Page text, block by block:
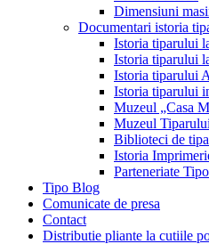
Dimensiuni
Documentari istoria
Istoria tiparului
Istoria tiparului
Istoria tiparului
Istoria tiparului
Muzeul „Casa
Muzeul
Biblioteci de
Istoria
Parteneriate
Tipo Blog
Comunicate de presa
Contact
Distributie pliante la cutiile